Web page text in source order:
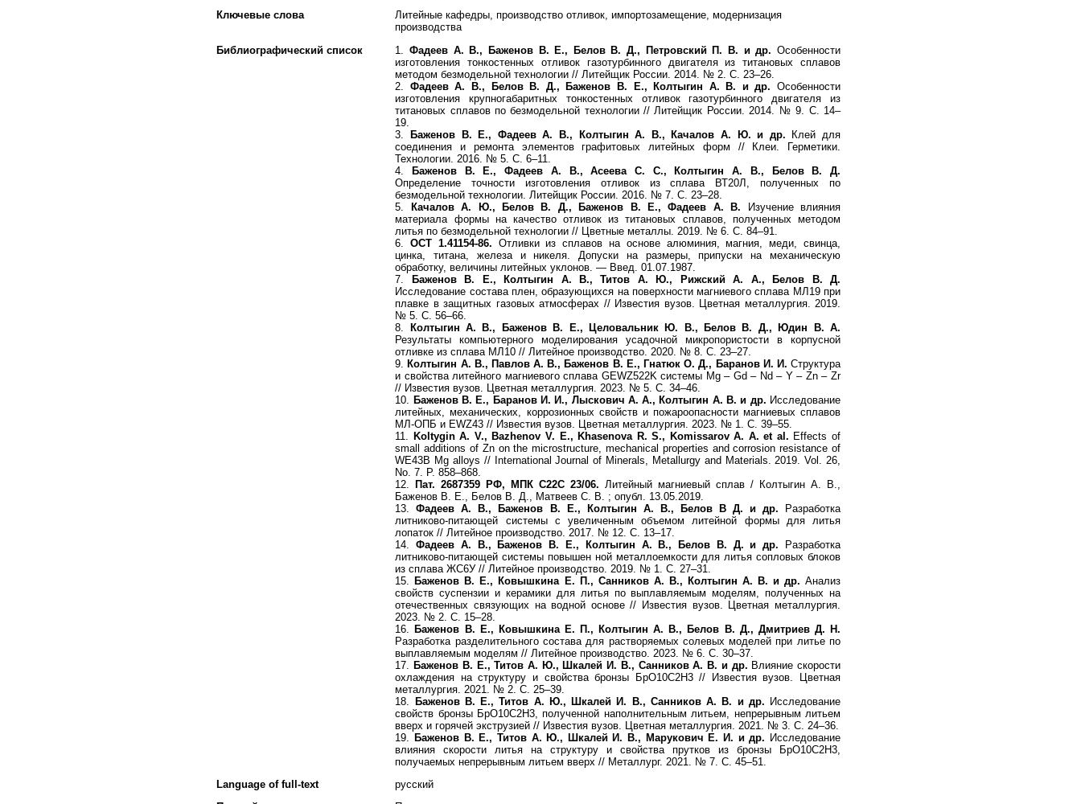
Ключевые слова
Литейные кафедры, производство отливок, импортозамещение, модернизация
производства
Библиографический список
1. Фадеев А. В., Баженов В. Е., Белов В. Д., Петровский П. В. и др. Особенности
изготовления тонкостенных отливок газотурбинного двигателя из титановых сплавов
методом безмодельной технологии // Литейщик России. 2014. № 2. С. 23–26.
2. Фадеев А. В., Белов В. Д., Баженов В. Е., Колтыгин А. В. и др. Особенности
изготовления крупногабаритных тонкостенных отливок газотурбинного двигателя из
титановых сплавов по безмодельной технологии // Литейщик России. 2014. № 9. С. 14–
19.
3. Баженов В. Е., Фадеев А. В., Колтыгин А. В., Качалов А. Ю. и др. Клей для
соединения и ремонта элементов графитовых литейных форм // Клеи. Герметики.
Технологии. 2016. № 5. С. 6–11.
4.
Баженов В. Е., Фадеев А. В., Асеева С. С., Колтыгин А. В., Белов В. Д.
Определение точности изготовления отливок из сплава ВТ20Л, полученных по
безмодельной технологии. Литейщик России. 2016. № 7. С. 23–28.
5. Качалов А. Ю., Белов В. Д., Баженов В. Е., Фадеев А. В. Изучение влияния
материала формы на качество отливок из титановых сплавов, полученных методом
литья по безмодельной технологии // Цветные металлы. 2019. № 6. С. 84–91.
6.ОСТ 1.41154-86. Отливки из сплавов на основе алюминия, магния, меди, свинца,
цинка, титана, железа и никеля. Допуски на размеры, припуски на механическую
обработку, величины литейных уклонов. — Введ. 01.07.1987.
7. Баженов В. Е., Колтыгин А. В., Титов А. Ю., Рижский А. А., Белов В. Д.
Исследование состава плен, образующихся на поверхности магниевого сплава МЛ19 при
плавке в защитных газовых атмосферах // Известия вузов. Цветная металлургия. 2019.
№ 5. С. 56–66.
8.
Колтыгин А. В., Баженов В. Е., Целовальник Ю. В., Белов В. Д., Юдин В. А.
Результаты компьютерного моделирования усадочной микропористости в корпусной
отливке из сплава МЛ10 // Литейное производство. 2020. № 8. С. 23–27.
9.Колтыгин А. В., Павлов А. В., Баженов В. Е., Гнатюк О. Д., Баранов И. И. Структура
и свойства литейного магниевого сплава GEWZ522K сиcтемы Mg – Gd – Nd – Y – Zn – Zr
// Известия вузов. Цветная металлургия. 2023. № 5. С. 34–46.
10. Баженов В. Е., Баранов И. И., Лыскович А. А., Колтыгин А. В. и др. Исследование
литейных, механических, коррозионных свойств и пожароопасности магниевых сплавов
МЛ-ОПБ и EWZ43 // Известия вузов. Цветная металлургия. 2023. № 1. С. 39–55.
11. Koltygin A. V., Bazhenov V. E., Khasenova R. S., Komissarov A. A. et al. Effects of
small additions of Zn on the microstructure, mechanical properties and corrosion resistance of
WE43B Mg alloys // International Journal of Minerals, Metallurgy and Materials. 2019. Vol. 26,
No. 7. P. 858–868.
12.Пат. 2687359 РФ, МПК C22C 23/06. Литейный магниевый сплав / Колтыгин А. В.,
Баженов В. Е., Белов В. Д., Матвеев С. В. ; опубл. 13.05.2019.
13.Фадеев А. В., Баженов В. Е., Колтыгин А. В., Белов В Д. и др. Разработка
литниково-питающей системы с увеличенным объемом литейной формы для литья
лопаток // Литейное производство. 2017. № 12. С. 13–17.
14.
Фадеев А. В., Баженов В. Е., Колтыгин А. В., Белов В. Д. и др. Разработка
литниково-питающей системы повышен ной металлоемкости для литья сопловых блоков
из сплава ЖС6У // Литейное производство. 2019. № 1. С. 27–31.
15.Баженов В. Е., Ковышкина Е. П., Санников А. В., Колтыгин А. В. и др. Анализ
свойств суспензии и керамики для литья по выплавляемым моделям, полученных на
отечественных связующих на водной основе // Известия вузов. Цветная металлургия.
2023. № 2. С. 15–28.
16.Баженов В. Е., Ковышкина Е. П., Колтыгин А. В., Белов В. Д., Дмитриев Д. Н.
Разработка разделительного состава для растворяемых солевых моделей при литье по
выплавляемым моделям // Литейное производство. 2023. № 6. С. 30–37.
17.Баженов В. Е., Титов А. Ю., Шкалей И. В., Санников А. В. и др. Влияние скорости
охлаждения на структуру и свойства бронзы БрО10С2Н3 // Известия вузов. Цветная
металлургия. 2021. № 2. С. 25–39.
18. Баженов В. Е., Титов А. Ю., Шкалей И. В., Санников А. В. и др. Исследование
свойств бронзы БрО10С2Н3, полученной наполнительным литьем, непрерывным литьем
вверх и горячей экструзией // Известия вузов. Цветная металлургия. 2021. № 3. С. 24–36.
19. Баженов В. Е., Титов А. Ю., Шкалей И. В., Марукович Е. И. и др. Исследование
влияния скорости литья на структуру и свойства прутков из бронзы БрО10С2Н3,
получаемых непрерывным литьем вверх // Металлург. 2021. № 7. С. 45–51.
Language of full-text
русский